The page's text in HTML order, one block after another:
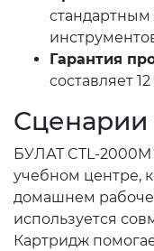
Гарантия
составляет
Сценарии
БУЛАТ CTL-
учебном центре,
домашнем
используется
Картридж